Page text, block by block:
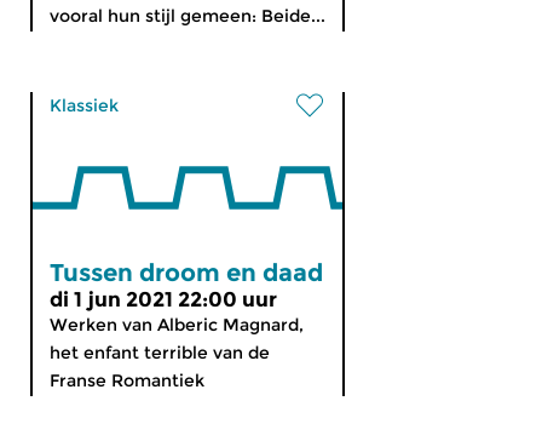
vooral hun stijl gemeen: Beide...
Klassiek
Tussen droom en daad
di 1 jun 2021 22:00 uur
Werken van Alberic Magnard,
het enfant terrible van de
Franse Romantiek